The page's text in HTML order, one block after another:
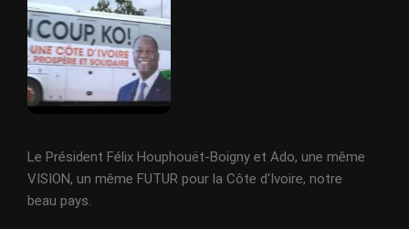
Le Président Félix Houphouët-Boigny et Ado, une même
VISION, un même FUTUR pour la Côte d'Ivoire, notre
beau pays.